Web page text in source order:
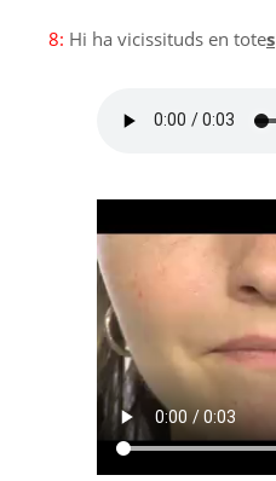
8: Hi ha vicissituds en totes